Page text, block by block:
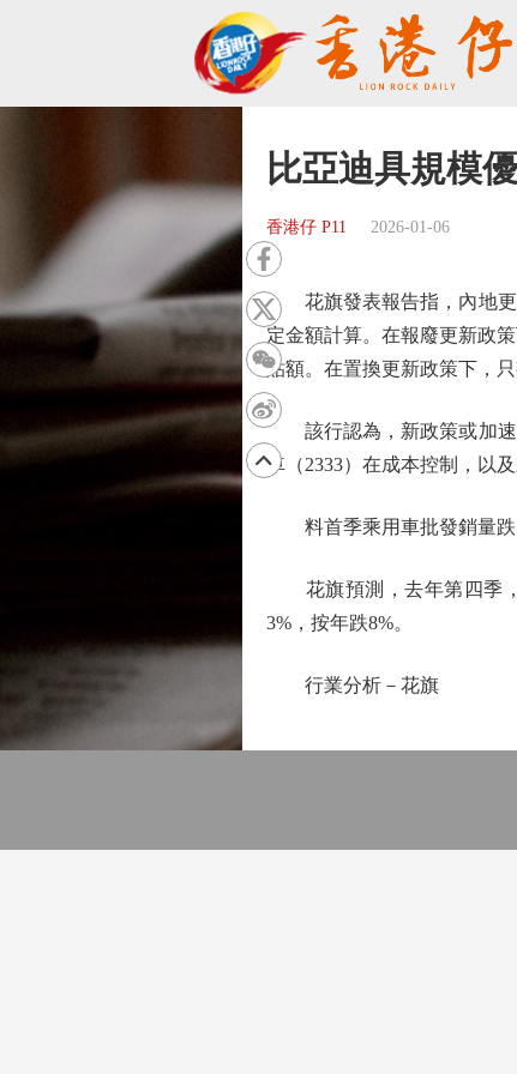
比亞迪具規模
香港仔 P11 2026-01-06
花旗發表報告指，內地更新
定金額計算。在報廢更新政
貼額。在置換更新政策下，
該行認為，新政策或加速入
車（2333）在成本控制，以
料首季乘用車批發銷量跌
花旗預測，去年第四季，
3%，按年跌8%。
行業分析－花旗